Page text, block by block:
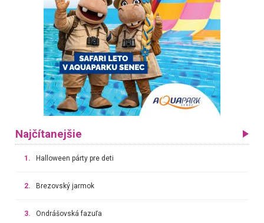
Najčítanejšie
1. Halloween párty pre deti
2. Brezovský jarmok
3. Ondrášovská fazuľa